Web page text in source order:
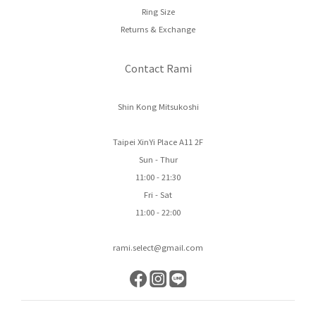
Ring Size
Returns & Exchange
Contact Rami
Shin Kong Mitsukoshi
Taipei XinYi Place A11 2F
Sun - Thur
11:00 - 21:30
Fri - Sat
11:00 - 22:00
rami.select@gmail.com